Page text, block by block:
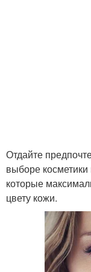
Отдайте
выборе косметики
которые
цвету кожи.